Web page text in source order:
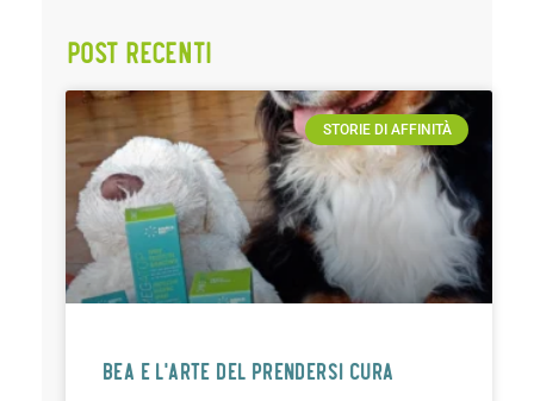
Post recenti
STORIE DI AFFINITÀ
BEA E L’ARTE DEL PRENDERSI CURA